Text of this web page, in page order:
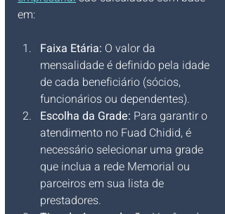
em:
Faixa Etária: O valor da
mensalidade é definido pela idade
de cada beneficiário (sócios,
funcionários ou dependentes).
Escolha da Grade: Para garantir o
atendimento no Fuad Chidid, é
necessário selecionar uma grade
que inclua a rede Memorial ou
parceiros em sua lista de
prestadores.